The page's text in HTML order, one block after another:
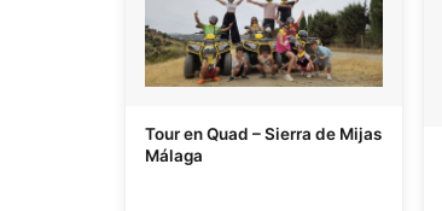
Tour en Quad – Sierra de Mijas
Málaga